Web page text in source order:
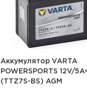
Аккумулятор VARTA
POWERSPORTS 12V/
(TTZ7S-BS) AGM